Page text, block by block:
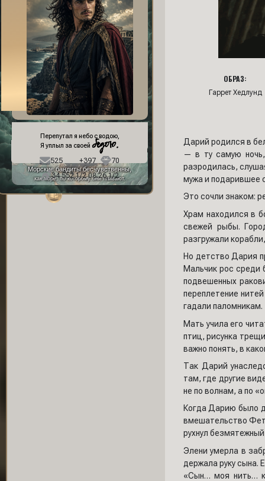
[size=12]дата
[tr]
[td align=center
[td
[/tr]
[/table]
Фон профиля:
Морские бандиты бесчувственны,
как море, по которому они плавают.
Перепутал я небо с водою,
Я уплыл за своей бедою.
525 +397
70
34 552,1/2 08.26,1/2
ОБРАЗ:
Гаррет Хедлунд
Дарий родился в
— в ту самую ночь,
разродилась,
мужа и подарившее
Это сочли знаком:
Храм находился в
свежей рыбы.
разгружали
Но детство Дария
Мальчик рос
подвешенных
переплетение
гадали паломникам.
Мать учила его
птиц, рисунка
важно понять, в
Так Дарий
там, где другие
не по волнам, а по
Когда Дарию было
вмешательство
рухнул
Элени умерла в
держала руку сына.
«Сын… моя нить…